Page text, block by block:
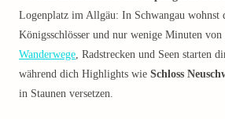
Logenplatz im Allgäu: In Schwangau
Königsschlösser und nur wenige Minuten
Wanderwege, Radstrecken und Seen starten
während dich Highlights wie Schloss
in Staunen versetzen.